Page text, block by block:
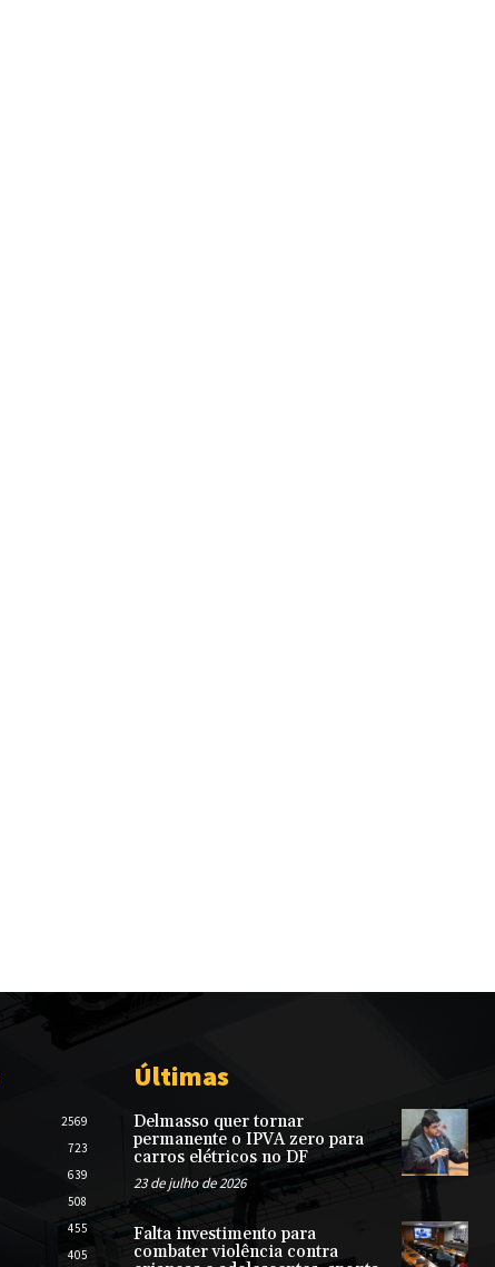
2569
723
639
508
455
405
Últimas
Delmasso quer tornar
permanente o IPVA zero para
carros elétricos no DF
23 de julho de 2026
Falta investimento para
combater violência contra